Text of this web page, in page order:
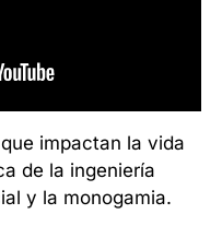
impactan la vida
de la ingeniería
y la monogamia.